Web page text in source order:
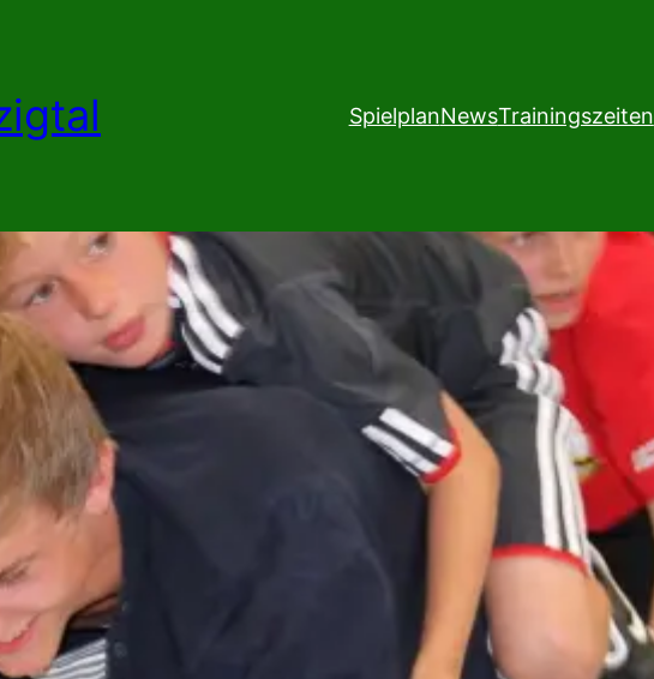
SpielplanNewsTrainingszeiten